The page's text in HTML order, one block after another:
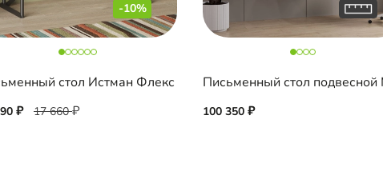
-10%
стол Истман Флекс
17 660 100 350